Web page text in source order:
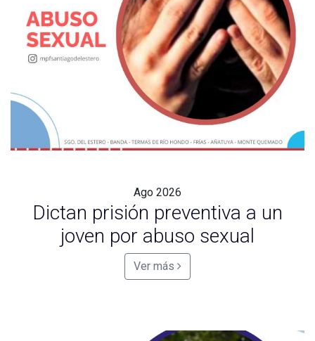
Ago 2026
Dictan prisión preventiva a un
joven por abuso sexual
Ver más